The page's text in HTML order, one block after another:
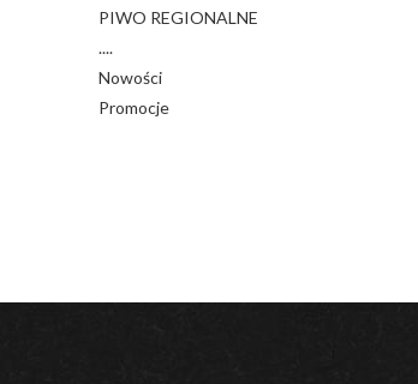
PIWO REGIONALNE
....
Nowości
Promocje